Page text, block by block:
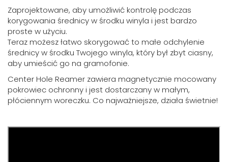
Zaprojektowane, aby umożliwić kontrolę podczas
korygowania średnicy w środku winyla i jest bardzo
proste w użyciu.
Teraz możesz łatwo skorygować to małe odchylenie
średnicy w środku Twojego winyla, który był zbyt ciasny,
aby umieścić go na gramofonie.
Center Hole Reamer zawiera magnetycznie mocowany
pokrowiec ochronny i jest dostarczany w małym,
płóciennym woreczku. Co najważniejsze, działa świetnie!